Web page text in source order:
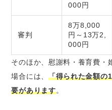
000円
審判
8万8,000
円～13万2,
000円
そのほか、慰謝料・養育費・
場合には、 「得られた金額の
要があります。